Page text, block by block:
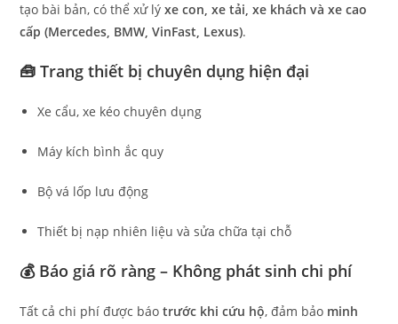
tạo bài bản, có thể xử lýxe con, xe tải, xe khách và xe cao
cấp (Mercedes, BMW, VinFast, Lexus).
🧰Trang thiết bị chuyên dụng hiện đại
Xe cẩu, xe kéo chuyên dụng
Máy kích bình ắc quy
Bộ vá lốp lưu động
Thiết bị nạp nhiên liệu và sửa chữa tại chỗ
💰 Báo giá rõ ràng – Không phát sinh chi phí
Tất cả chi phí được báotrước khi cứu hộ, đảm bảo minh